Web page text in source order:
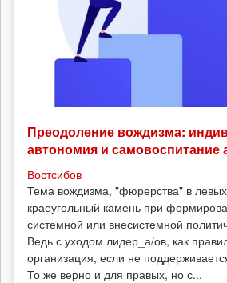
Преодоление вождизма:
автономия и самовоспитание
Востсибов
Тема вождизма, "фюрерства" в
краеугольный камень при
системной или внесистемной
Ведь с уходом лидер_а/ов, как
организация, если не
То же верно и для правых, но с...